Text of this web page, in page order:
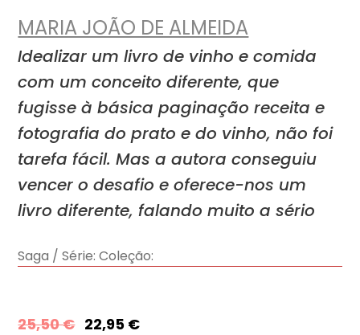
MARIA JOÃO DE ALMEIDA
Idealizar um livro de vinho e comida
com um conceito diferente, que
fugisse à básica paginação receita e
fotografia do prato e do vinho, não foi
tarefa fácil. Mas a autora conseguiu
vencer o desafio e oferece-nos um
livro diferente, falando muito a sério
Saga / Série: Coleção:
25,50€ 22,95 €